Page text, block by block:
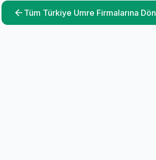
Tüm Türkiye Umre Firmalarına Dön